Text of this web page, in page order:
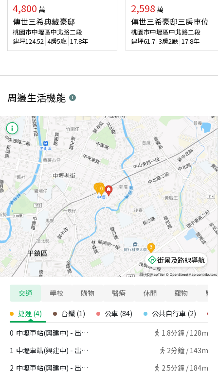
4,800 萬
傳世三希典藏豪邸
桃園市中壢區中北路二段
建坪124.52 4房5廳 17.8年
2,598 萬
傳世三希豪邸三房車位
桃園市中壢區中北路二段
建坪61.7 3房2廳 17.8年
周邊生活機能
街景及路線導航
交通 學校 購物 醫療 休閒 寵物 警
捷運 (4) 台鐵 (1) 公車 (84) 公共自行車 (2)
0 中壢車站(興建中) - 出口C 1.8分鐘 / 128m
1 中壢車站(興建中) - 出口B 2分鐘 / 143m
2 中壢車站(興建中) - 出口A 2.5分鐘 / 184m